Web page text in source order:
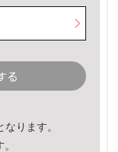
る
ります。